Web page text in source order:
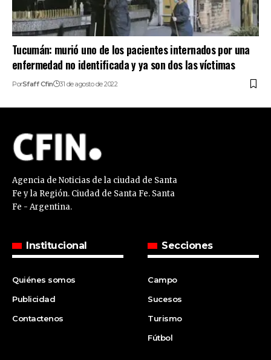
Tucumán: murió uno de los pacientes internados por una
enfermedad no identificada y ya son dos las víctimas
PorSfaff Cfin 31 de agosto de 2022
Agencia de Noticias de la ciudad de Santa
Fe y la Región. Ciudad de Santa Fe. Santa
Fe - Argentina.
Institucional
Quiénes somos
Publicidad
Contactenos
Secciones
Campo
Sucesos
Turismo
Fútbol